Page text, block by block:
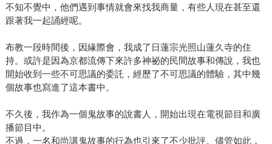
不知不覺中，他們遇到事情就會來找我商量，有些人現在甚至還
跟著我一起誦經呢。
布教一段時間後，因緣際會，我成了日蓮宗光照山蓮久寺的住
持。或許是因為京都流傳下來許多神祕的民間故事和傳說，我也
開始收到一些不可思議的委託，經歷了不可思議的體驗，其中幾
個故事也寫進了這本書中。
不久後，我作為一個鬼故事的說書人，開始出現在電視節目和廣
播節目中。
不過，一名和尚講鬼故事的行為也引來了不少批評。儘管如此，